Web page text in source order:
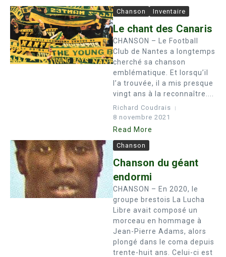
Chanson Inventaire
Le chant des Canaris
CHANSON – Le Football
Club de Nantes a longtemps
cherché sa chanson
emblématique. Et lorsqu’il
l’a trouvée, il a mis presque
vingt ans à la reconnaître....
Richard Coudrais
8 novembre 2021
Read More
Chanson
Chanson du géant
endormi
CHANSON – En 2020, le
groupe brestois La Lucha
Libre avait composé un
morceau en hommage à
Jean-Pierre Adams, alors
plongé dans le coma depuis
trente-huit ans. Celui-ci est